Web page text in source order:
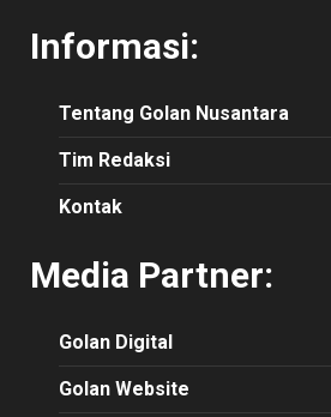
Informasi:
Tentang Golan Nusantara
Tim Redaksi
Kontak
Media Partner:
Golan Digital
Golan Website